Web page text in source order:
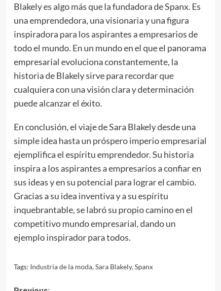
Blakely es algo más que la fundadora de Spanx. Es
una emprendedora, una visionaria y una figura
inspiradora para los aspirantes a empresarios de
todo el mundo. En un mundo en el que el panorama
empresarial evoluciona constantemente, la
historia de Blakely sirve para recordar que
cualquiera con una visión clara y determinación
puede alcanzar el éxito.
En conclusión, el viaje de Sara Blakely desde una
simple idea hasta un próspero imperio empresarial
ejemplifica el espíritu emprendedor. Su historia
inspira a los aspirantes a empresarios a confiar en
sus ideas y en su potencial para lograr el cambio.
Gracias a su idea inventiva y a su espíritu
inquebrantable, se labró su propio camino en el
competitivo mundo empresarial, dando un
ejemplo inspirador para todos.
Tags: Industria de la moda,Sara Blakely,Spanx